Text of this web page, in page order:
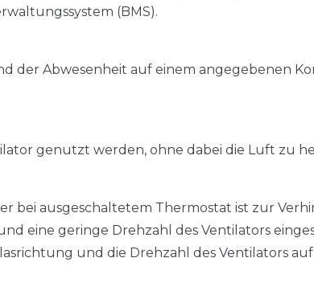
(BMS).
der Abwesenheit auf einem angegebenen
genutzt werden, ohne dabei die Luft zu
bei ausgeschaltetem Thermostat ist zur
eine geringe Drehzahl des Ventilators
und die Drehzahl des Ventilators